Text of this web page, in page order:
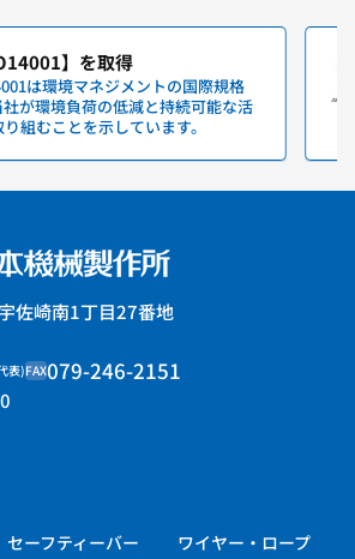
】を取得
は環境マネジメントの国際規格
社が環境負荷の低減と持続可能な活
組むことを示しています。
佐崎南1丁目27番地
表)FAX079-246-2151
セーフティーバー
ワイヤー・ロープ